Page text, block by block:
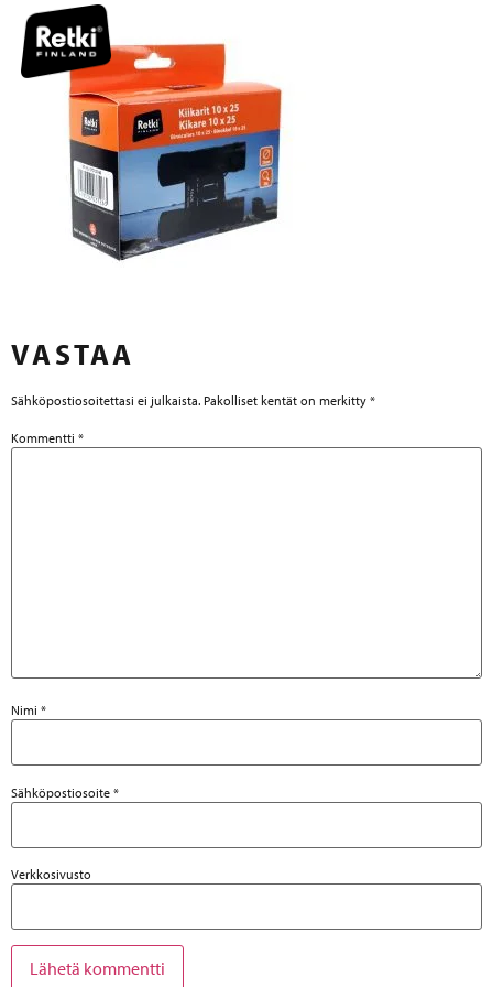
VASTAA
Sähköpostiosoitettasi ei julkaista. Pakolliset kentät on merkitty *
Kommentti *
Nimi *
Sähköpostiosoite *
Verkkosivusto